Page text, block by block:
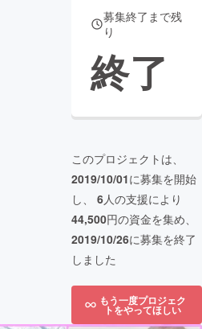
募集終了まで残
り
終了
このプロジェクトは、
2019/10/01に募集を開始
し、 6人の支援により
44,500円の資金を集め、
2019/10/26に募集を終了
しました
もう一度プロジェク
トをやってほしい